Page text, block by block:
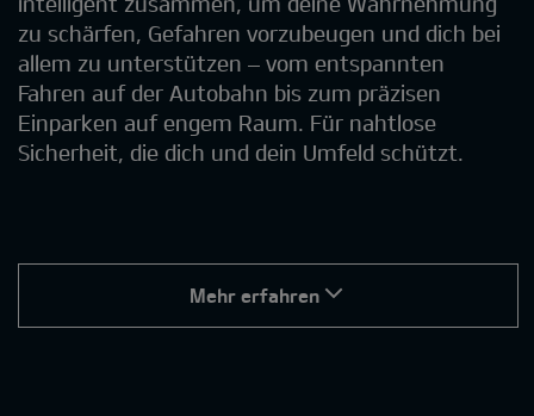
zu schärfen, Gefahren vorzubeugen und dich bei
allem zu unterstützen – vom entspannten
Fahren auf der Autobahn bis zum präzisen
Einparken auf engem Raum. Für nahtlose
Sicherheit, die dich und dein Umfeld schützt.
Mehr erfahren